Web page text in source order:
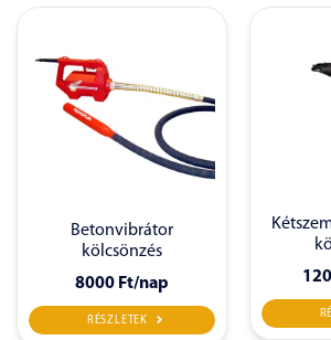
Betonvibrátor
kölcsönzés
8000 Ft/nap
RÉSZLETEK